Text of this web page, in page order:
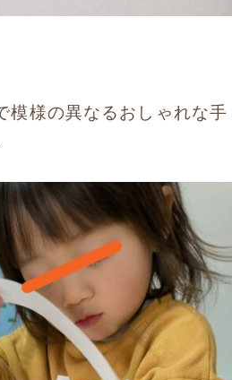
模様の異なるおしゃれな手